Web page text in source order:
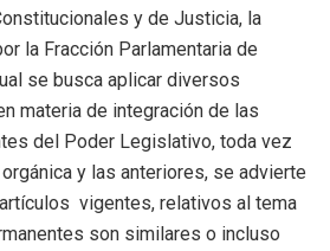
y de Justicia, la
la Fracción Parlamentaria de
se busca aplicar diversos
materia de integración de las
del Poder Legislativo, toda vez
y las anteriores, se advierte
vigentes, relativos al tema
son similares o incluso